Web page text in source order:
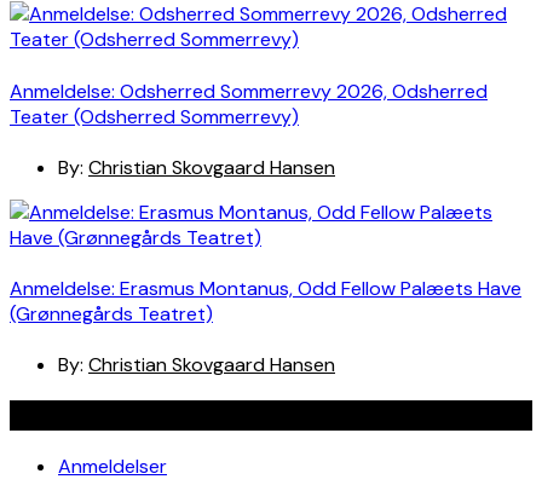
Anmeldelse: Odsherred Sommerrevy 2026, Odsherred
Teater (Odsherred Sommerrevy)
By: Christian Skovgaard Hansen
Anmeldelse: Erasmus Montanus, Odd Fellow Palæets Have
(Grønnegårds Teatret)
By: Christian Skovgaard Hansen
Anmeldelser